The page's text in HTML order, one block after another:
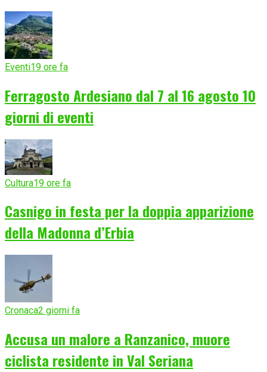
Eventi19 ore fa
Ferragosto Ardesiano dal 7 al 16 agosto 10
giorni di eventi
Cultura19 ore fa
Casnigo in festa per la doppia apparizione
della Madonna d’Erbia
Cronaca2 giorni fa
Accusa un malore a Ranzanico, muore
ciclista residente in Val Seriana